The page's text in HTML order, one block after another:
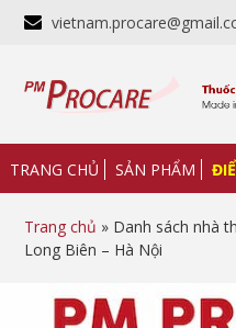
TRANG CHỦ SẢN PHẨM
Trang chủ » Danh sách nhà
Long Biên – Hà Nội